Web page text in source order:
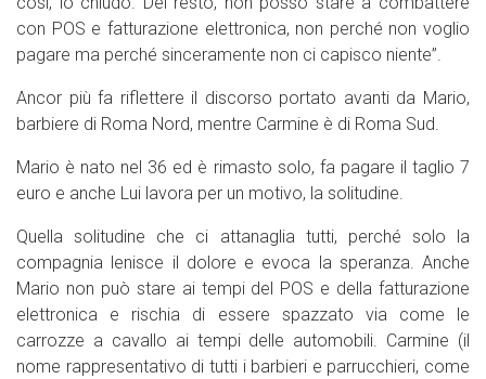
con POS e fatturazione elettronica, non perché non voglio
pagare ma perché sinceramente non ci capisco niente”.
Ancor più fa riflettere il discorso portato avanti da Mario,
barbiere di Roma Nord, mentre Carmine è di Roma Sud.
Mario è nato nel 36 ed è rimasto solo, fa pagare il taglio 7
euro e anche Lui lavora per un motivo, la solitudine.
Quella solitudine che ci attanaglia tutti, perché solo la
compagnia lenisce il dolore e evoca la speranza. Anche
Mario non può stare ai tempi del POS e della fatturazione
elettronica e rischia di essere spazzato via come le
carrozze a cavallo ai tempi delle automobili. Carmine (il
nome rappresentativo di tutti i barbieri e parrucchieri, come